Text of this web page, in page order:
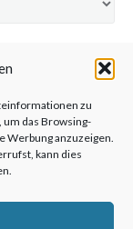
zu
das Browsing-
Werbung anzuzeigen.
kann dies